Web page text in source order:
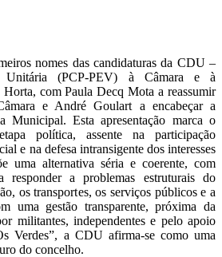
nomes das candidaturas da CDU –
Unitária (PCP-PEV) à Câmara e à
com Paula Decq Mota a reassumir
e André Goulart a encabeçar a
Municipal. Esta apresentação marca o
política, assente na participação
e na defesa intransigente dos interesses
uma alternativa séria e coerente, com
responder a problemas estruturais do
os transportes, os serviços públicos e a
uma gestão transparente, próxima da
militantes, independentes e pelo apoio
Verdes”, a CDU afirma-se como uma
do concelho.